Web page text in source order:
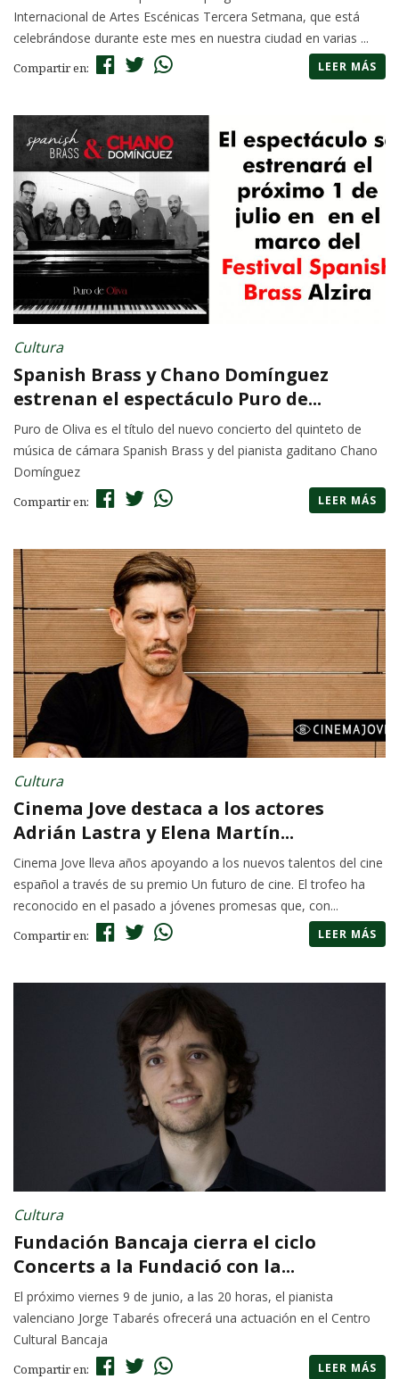
Internacional de Artes Escénicas Tercera Setmana, que está
celebrándose durante este mes en nuestra ciudad en varias ...
Compartir en: LEER MÁS
Cultura
Spanish Brass y Chano Domínguez
estrenan el espectáculo Puro de...
Puro de Oliva es el título del nuevo concierto del quinteto de
música de cámara Spanish Brass y del pianista gaditano Chano
Domínguez
Compartir en: LEER MÁS
Cultura
Cinema Jove destaca a los actores
Adrián Lastra y Elena Martín...
Cinema Jove lleva años apoyando a los nuevos talentos del cine
español a través de su premio Un futuro de cine. El trofeo ha
reconocido en el pasado a jóvenes promesas que, con...
Compartir en: LEER MÁS
Cultura
Fundación Bancaja cierra el ciclo
Concerts a la Fundació con la...
El próximo viernes 9 de junio, a las 20 horas, el pianista
valenciano Jorge Tabarés ofrecerá una actuación en el Centro
Cultural Bancaja
Compartir en: LEER MÁS